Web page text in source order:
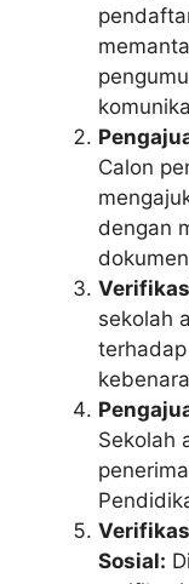
Calon
dengan
sekolah
Sekolah
Sosial: